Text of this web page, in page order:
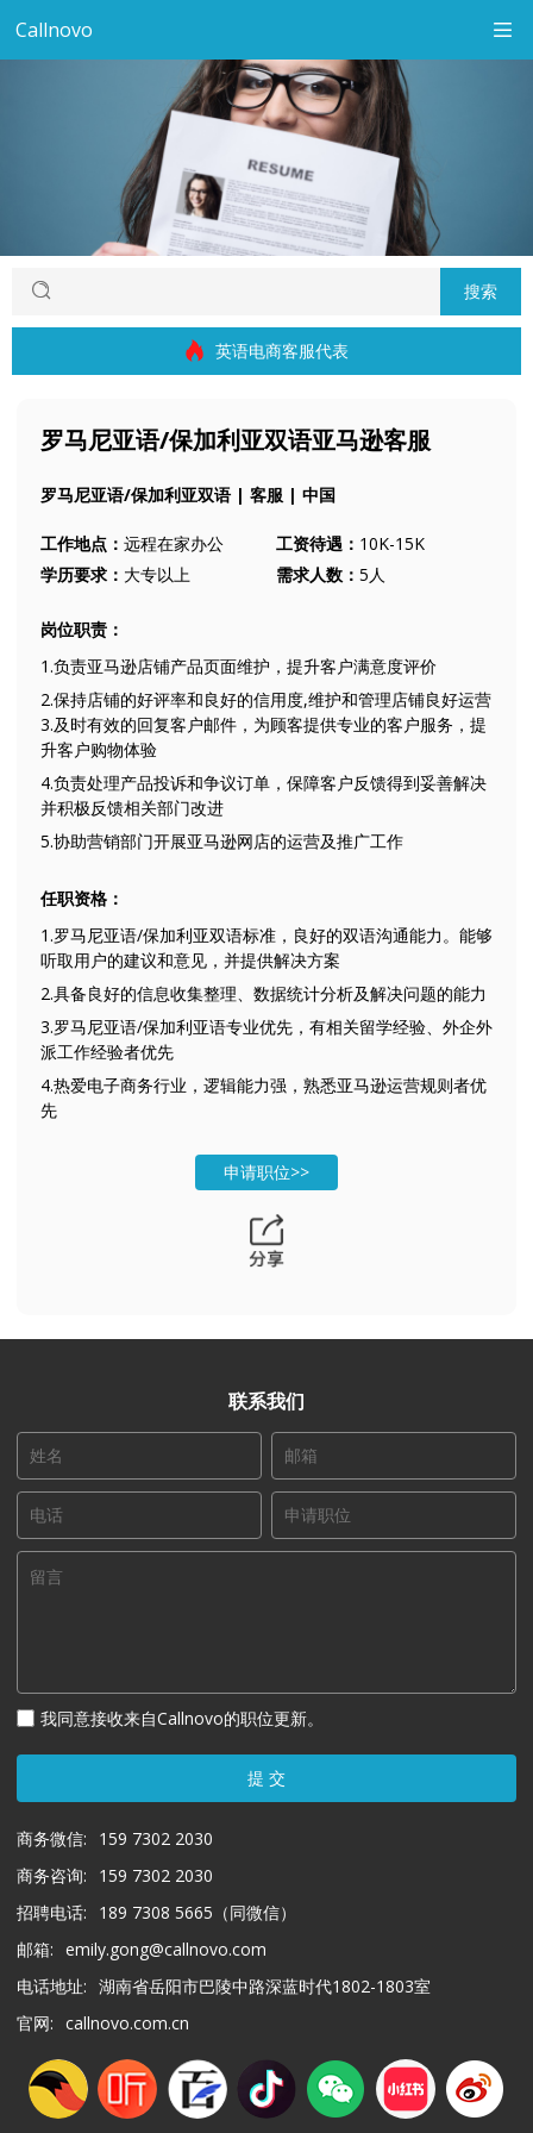
Callnovo
搜索
英语电商客服代表
罗马尼亚语/保加利亚双语亚马逊客服
罗马尼亚语/保加利亚双语 | 客服 | 中国
工作地点： 远程在家办公 工资待遇： 10K-15K
学历要求： 大专以上 需求人数： 5人
岗位职责：
1.负责亚马逊店铺产品页面维护，提升客户满意度评价
2.保持店铺的好评率和良好的信用度,维护和管理店铺良好运营
3.及时有效的回复客户邮件，为顾客提供专业的客户服务，提
升客户购物体验
4.负责处理产品投诉和争议订单，保障客户反馈得到妥善解决
并积极反馈相关部门改进
5.协助营销部门开展亚马逊网店的运营及推广工作
任职资格：
1.罗马尼亚语/保加利亚双语标准，良好的双语沟通能力。能够
听取用户的建议和意见，并提供解决方案
2.具备良好的信息收集整理、数据统计分析及解决问题的能力
3.罗马尼亚语/保加利亚语专业优先，有相关留学经验、外企外
派工作经验者优先
4.热爱电子商务行业，逻辑能力强，熟悉亚马逊运营规则者优
先
申请职位>>
联系我们
我同意接收来自Callnovo的职位更新。
提 交
商务微信:
159 7302 2030
商务咨询:
159 7302 2030
招聘电话:
189 7308 5665（同微信）
邮箱: emily.gong@callnovo.com
电话地址: 湖南省岳阳市巴陵中路深蓝时代1802-1803室
官网: callnovo.com.cn